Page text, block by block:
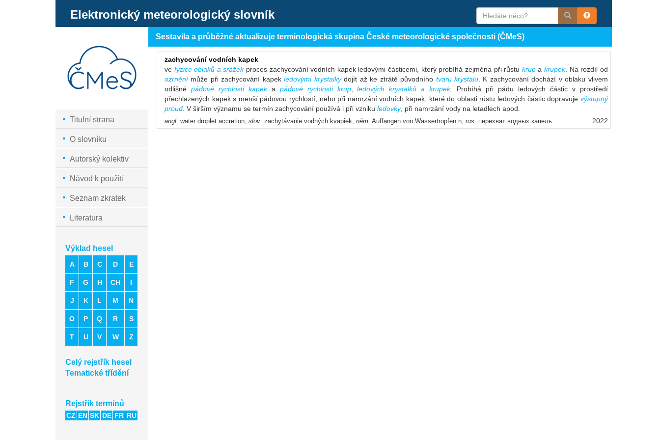
Elektronický meteorologický slovník
Titulní strana
O slovníku
Autorský kolektiv
Návod k použití
Seznam zkratek
Literatura
Výklad hesel
A B C D E
F G H CH I
J K L M N
O P Q R S
T U V W Z
Celý rejstřík hesel
Tematické třídění
Rejstřík termínů
CZ EN SK DE FR RU
Sestavila a průběžné aktualizuje terminologická skupina České meteorologické společnosti (ČMeS)
zachycování vodních kapek
ve fyzice oblaků a srážekproces zachycování vodních kapek ledovými částicemi, který probíhá zejména při růstu krupa krupek. Na rozdíl od
ozrněnímůže při zachycování kapekledovými krystalkydojít až ke ztrátě původního tvaru krystalu . K zachycování dochází v oblaku vlivem
odlišné pádové rychlosti kapek a pádové rychlosti krup,ledových krystalků a krupek. Probíhá při pádu ledových částic v prostředí
přechlazených kapek s menší pádovou rychlostí, nebo při namrzání vodních kapek, které do oblasti růstu ledových částic dopravuje výstupný
proud . V širším významu se termín zachycování používá i při vzniku ledovky, při namrzání vody na letadlech apod.
angl: water droplet accretion; slov: zachytávanie vodných kvapiek; něm: Auffangen von Wassertropfen n; rus: перехват водных капель 2022